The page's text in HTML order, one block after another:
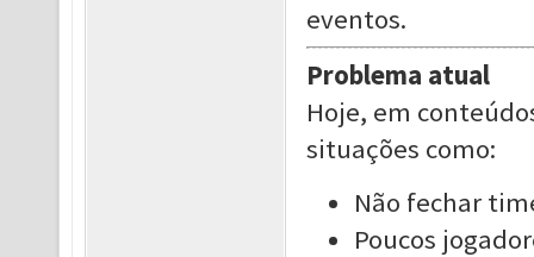
eventos.
Problema atual
Hoje, em
situações como:
Não fechar
Poucos